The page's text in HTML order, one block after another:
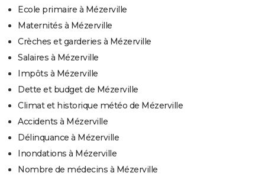
Ecole primaire à Mézerville
Maternités à Mézerville
Crèches et garderies à Mézerville
Salaires à Mézerville
Impôts à Mézerville
Dette et budget de Mézerville
Climat et historique météo de Mézerville
Accidents à Mézerville
Délinquance à Mézerville
Inondations à Mézerville
Nombre de médecins à Mézerville